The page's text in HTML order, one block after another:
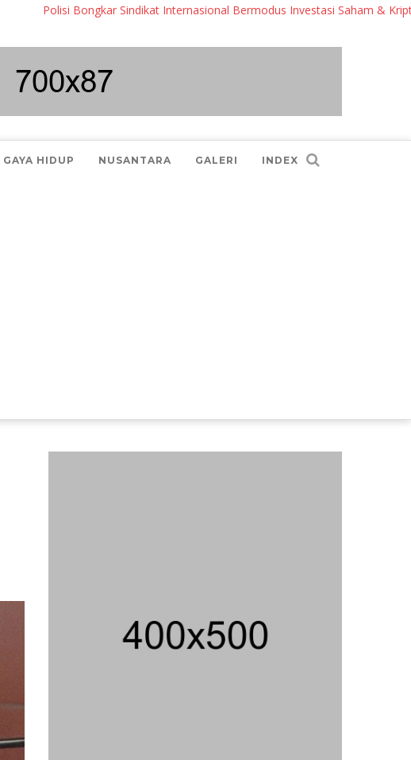
Polisi Bongkar Sindikat Internasional Bermodus Investasi Saham & Kripto
GAYA HIDUP NUSANTARA GALERI INDEX